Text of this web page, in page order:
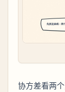
协方差看两